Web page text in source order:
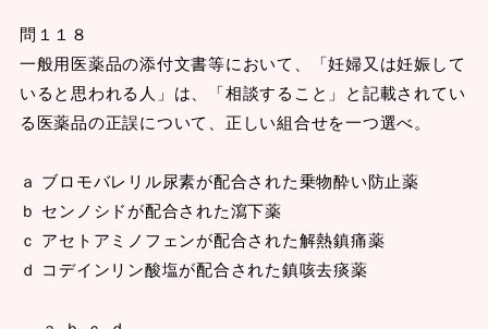
問１１８
一般用医薬品の添付文書等において、「妊婦又は妊娠して
いると思われる人」は、「相談すること」と記載されてい
る医薬品の正誤について、正しい組合せを一つ選べ。
ａ ブロモバレリル尿素が配合された乗物酔い防止薬
ｂ センノシドが配合された瀉下薬
ｃ アセトアミノフェンが配合された解熱鎮痛薬
ｄ コデインリン酸塩が配合された鎮咳去痰薬